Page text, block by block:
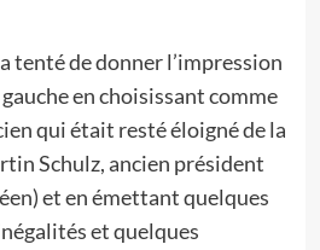
tenté de donner l’impression
en choisissant comme
qui était resté éloigné de la
Schulz, ancien président
et en émettant quelques
et quelques